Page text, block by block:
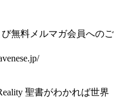
無料メルマガ会員へのご
聖書がわかれば世界